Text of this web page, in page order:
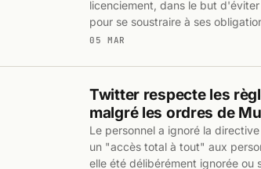
licenciement, dans le but
pour se soustraire à ses
05 MAR
Twitter respecte les
malgré les ordres de
Le personnel a ignoré la
un "accès total à tout" aux
elle été délibérément ignorée ou